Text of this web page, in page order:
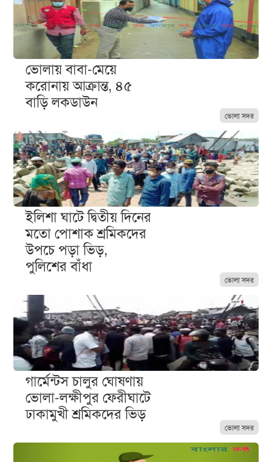
ভোলা সদর
ভোলায় বাবা-মেয়ে
করোনায় আক্রান্ত, ৪৫
বাড়ি লকডাউন
ভোলা সদর
ইলিশা ঘাটে দ্বিতীয় দিনের
মতো পোশাক শ্রমিকদের
উপচে পড়া ভিড়,
পুলিশের বাঁধা
ভোলা সদর
গার্মেন্টস চালুর ঘোষণায়
ভোলা-লক্ষীপুর ফেরীঘাটে
ঢাকামুখী শ্রমিকদের ভিড়